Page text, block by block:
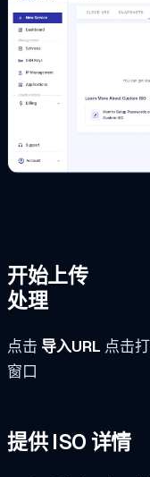
开始上传
处理
点击 导入URL 点击
窗口
提供 ISO 详情